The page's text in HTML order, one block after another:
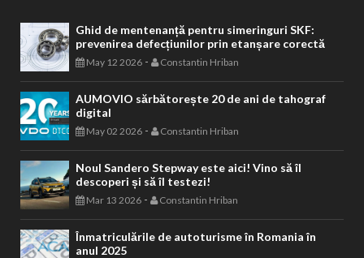
Ghid de mentenanță pentru simeringuri SKF:
prevenirea defecțiunilor prin etanșare corectă
May 12 2026 - Constantin Hriban
AUMOVIO sărbătorește 20 de ani de tahograf
digital
May 02 2026 - Constantin Hriban
Noul Sandero Stepway este aici! Vino să îl
descoperi și să îl testezi!
Mar 13 2026 - Constantin Hriban
Înmatriculările de autoturisme în Romania în
anul 2025